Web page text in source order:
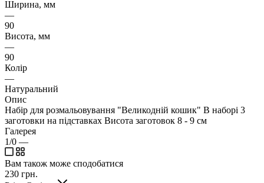
Ширина, мм
—
90
Висота, мм
—
90
Колір
—
Натуральний
Опис
Набір для розмальовування "Великодній кошик" В наборі 3
заготовки на підставках Висота заготовок 8 - 9 см
Галерея
1/0 —
Вам також може сподобатися
230 грн.